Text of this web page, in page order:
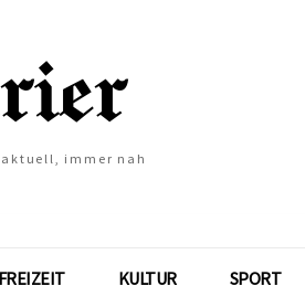
immer nah
FREIZEIT KULTUR SPORT